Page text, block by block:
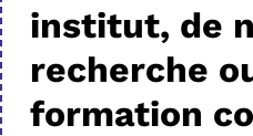
institut, de
recherche
formation